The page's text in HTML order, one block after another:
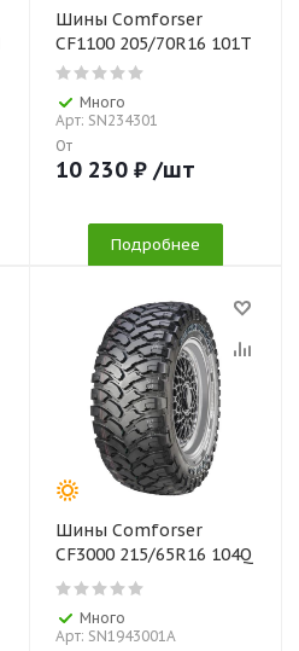
Шины Comforser
CF1100 205/70R16 101T
Много
Арт: SN234301
От
10 230 ₽ /шт
Подробнее
Шины Comforser
CF3000 215/65R16 104Q
Много
Арт: SN1943001A